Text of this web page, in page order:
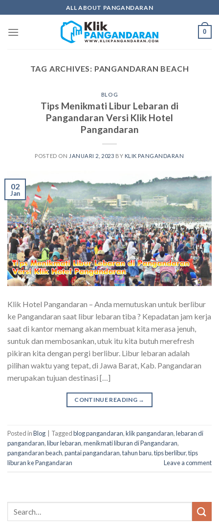
to
content
ALL ABOUT PANGANDARAN
0
TAG ARCHIVES: PANGANDARAN BEACH
BLOG
Tips Menikmati Libur Lebaran di
Pangandaran Versi Klik Hotel
Pangandaran
POSTED ON JANUARI 2, 2023 BY KLIK PANGANDARAN
02
Jan
Klik Hotel Pangandaran – Anda memutuskan untuk berlibur
ke Pangandaran saat libur lebaran tiba ? Kepadatan jam kerja
saat di kantor memang akan membuat kita merasa jenuh,
suntuk dan membosankan, utuk itu kita butuh merefresh
pikiran kita dengan pergi berlibur. Libur lebaran adalah
pilihan waktu yang tepat, di Jawa Barat, Kab. Pangandaran
merupakan tujuan destinasi […]
CONTINUE READING →
Posted inBlog Taggedblog pangandaran,klik pangandaran,lebaran di
pangandaran,libur lebaran,menikmati liburan di Pangandaran,
pangandaran beach,pantai pangandaran,tahun baru,tips berlibur,tips
liburan ke Pangandaran
Leave a comment